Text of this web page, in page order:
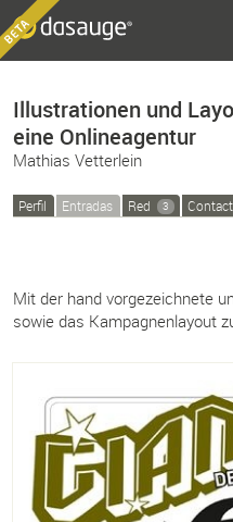
Illustrationen und
eine Onlineagentur
Mathias Vetterlein
Perfil Entradas Red 3
Mit der hand vorgezeichnete
sowie das Kampagnenlayout